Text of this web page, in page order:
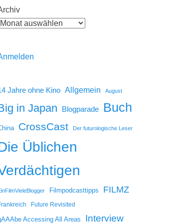
Jahre ohne Kino Allgemein August
in Japan Blogparade Buch
CrossCast Der futurologische Leser
Üblichen
Filmpodcasttipps FILMZ
Future Revisited
Accessing All Areas Interview